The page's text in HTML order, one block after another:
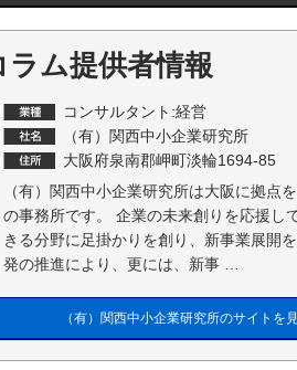
ラム提供者情報
コンサルタント:経営
（有）関西中小企業研究所
大阪府泉南郡岬町淡輪1694-85
（有）関西中小企業研究所は大阪に拠点
の事務所です。 企業の未来創りを応援し
きる分野に足掛かりを創り、新事業展開
発の推進により、更には、新事 …
（有）関西中小企業研究所のサイトを